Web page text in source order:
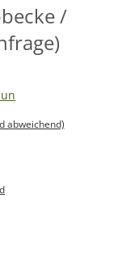
/
abweichend)